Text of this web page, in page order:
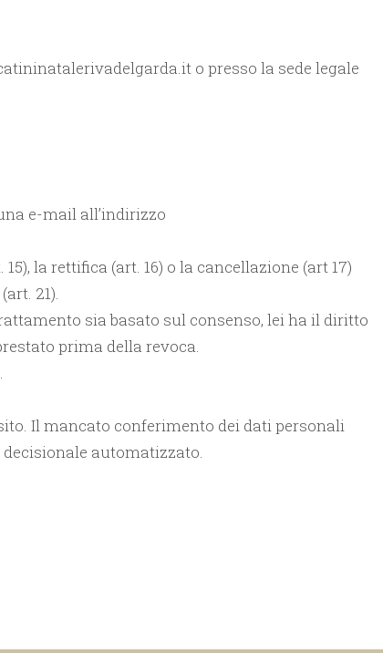
o presso la sede legale
e-mail all’indirizzo
la rettifica (art. 16) o la cancellazione (art 17)
21).
sia basato sul consenso, lei ha il diritto
prima della revoca.
Il mancato conferimento dei dati personali
automatizzato.